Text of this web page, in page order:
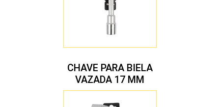
CHAVE PARA BIELA
VAZADA 17 MM